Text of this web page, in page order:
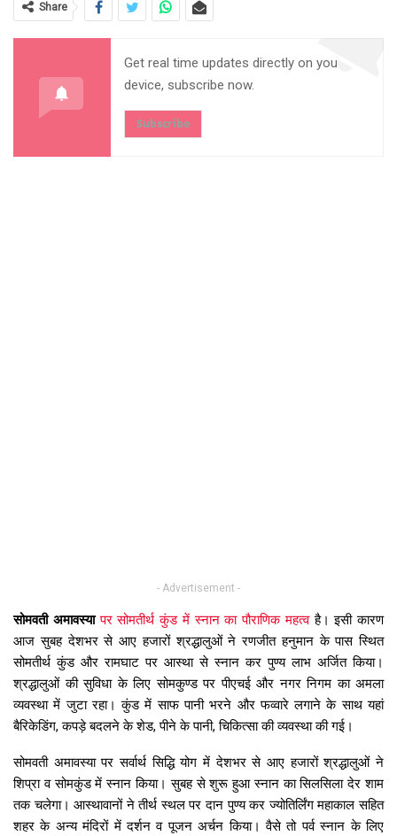
Share
Get real time updates directly on you
device, subscribe now.
Subscribe
- Advertisement -
सोमवती अमावस्या पर सोमतीर्थ कुंड में स्नान का पौराणिक महत्वहै। इसी कारण
आज सुबह देशभर से आए हजारों श्रद्धालुओं ने रणजीत हनुमान के पास स्थित
सोमतीर्थ कुंड और रामघाट पर आस्था से स्नान कर पुण्य लाभ अर्जित किया।
श्रद्धालुओं की सुविधा के लिए सोमकुण्ड पर पीएचई और नगर निगम का अमला
व्यवस्था में जुटा रहा। कुंड में साफ पानी भरने और फव्वारे लगाने के साथ यहां
बैरिकेडिंग, कपड़े बदलने के शेड, पीने के पानी, चिकित्सा की व्यवस्था की गई।
सोमवती अमावस्या पर सर्वार्थ सिद्धि योग में देशभर से आए हजारों श्रद्धालुओं ने
शिप्रा व सोमकुंड में स्नान किया। सुबह से शुरू हुआ स्नान का सिलसिला देर शाम
तक चलेगा। आस्थावानों ने तीर्थ स्थल पर दान पुण्य कर ज्योतिर्लिंग महाकाल सहित
शहर के अन्य मंदिरों में दर्शन व पूजन अर्चन किया। वैसे तो पर्व स्नान के लिए